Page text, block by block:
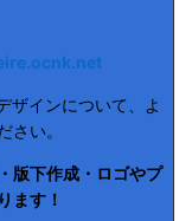
ザインについて、よ
さい。
版下作成・ロゴやプ
ます！